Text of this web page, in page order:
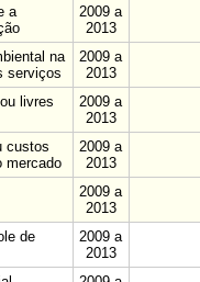
a
2009 a
2013
na
serviços
2009 a
2013
livres
2009 a
2013
custos
mercado
2009 a
2013
2009 a
2013
de
2009 a
2013